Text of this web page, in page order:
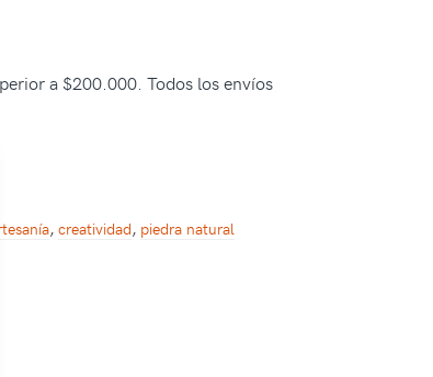
a $200.000. Todos los envíos
, creatividad, piedra natural